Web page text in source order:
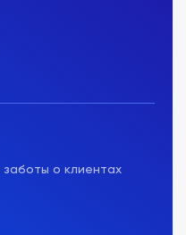
о клиентах